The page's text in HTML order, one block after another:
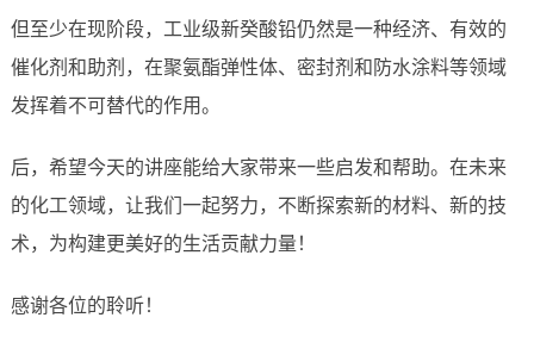
但至少在现阶段，工业级新癸酸铅仍然是一种经济、有效的
催化剂和助剂，在聚氨酯弹性体、密封剂和防水涂料等领域
发挥着不可替代的作用。
后，希望今天的讲座能给大家带来一些启发和帮助。在未来
的化工领域，让我们一起努力，不断探索新的材料、新的技
术，为构建更美好的生活贡献力量！
感谢各位的聆听！